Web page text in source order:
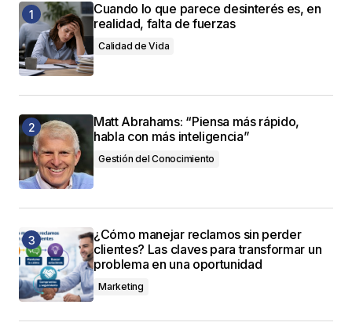
Cuando lo que parece desinterés es, en
realidad, falta de fuerzas
Calidad de Vida
Matt Abrahams: “Piensa más rápido,
habla con más inteligencia”
Gestión del Conocimiento
¿Cómo manejar reclamos sin perder
clientes? Las claves para transformar un
problema en una oportunidad
Marketing